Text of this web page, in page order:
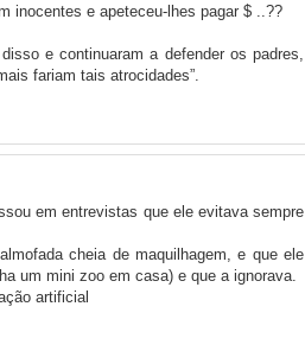
inocentes e apeteceu-lhes pagar $ ..??
e continuaram a defender os padres,
fariam tais atrocidades”.
em entrevistas que ele evitava sempre
cheia de maquilhagem, e que ele
um mini zoo em casa) e que a ignorava.
artificial